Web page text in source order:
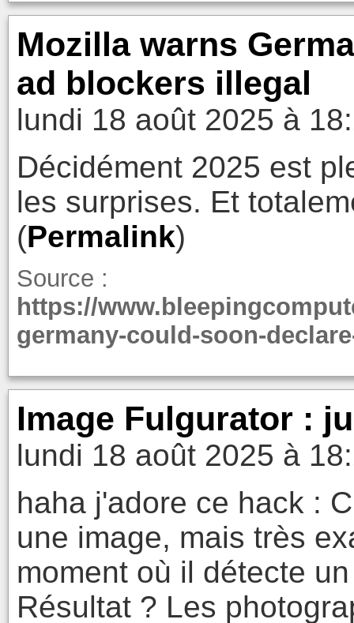
Mozilla warns
ad blockers illegal
lundi 18 août 2025 à
Décidément 2025 est
les surprises. Et
(Permalink)
Source :
https://
germany-could-soon-
Image Fulgurator :
lundi 18 août 2025 à
haha j'adore ce hack :
une image, mais très
moment où il détecte
Résultat ? Les